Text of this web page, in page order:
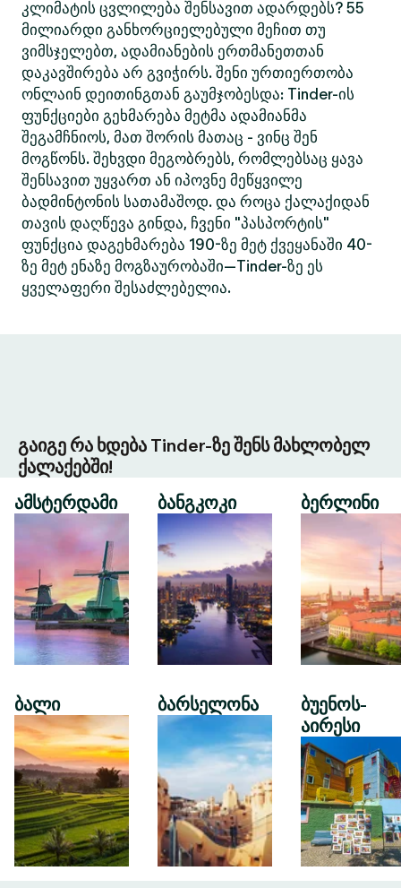
კლიმატის ცვლილება შენსავით ადარდებს? 55
მილიარდი განხორციელებული მეჩით თუ
ვიმსჯელებთ, ადამიანების ერთმანეთთან
დაკავშირება არ გვიჭირს. შენი ურთიერთობა
ონლაინ დეითინგთან გაუმჯობესდა: Tinder-ის
ფუნქციები გეხმარება მეტმა ადამიანმა
შეგამჩნიოს, მათ შორის მათაც - ვინც შენ
მოგწონს. შეხვდი მეგობრებს, რომლებსაც ყავა
შენსავით უყვართ ან იპოვნე მეწყვილე
ბადმინტონის სათამაშოდ. და როცა ქალაქიდან
თავის დაღწევა გინდა, ჩვენი "პასპორტის"
ფუნქცია დაგეხმარება 190-ზე მეტ ქვეყანაში 40-
ზე მეტ ენაზე მოგზაურობაში—Tinder-ზე ეს
ყველაფერი შესაძლებელია.
გაიგე რა ხდება Tinder-ზე შენს მახლობელ
ქალაქებში!
ამსტერდამი
ბალი
ბანგკოკი
ბარსელონა
ბერლინი
ბუენოს-
აირესი